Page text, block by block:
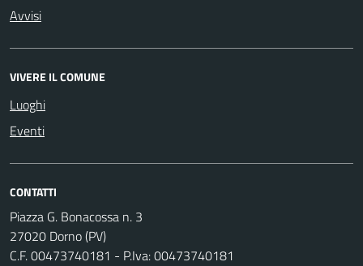
Avvisi
VIVERE IL COMUNE
Luoghi
Eventi
CONTATTI
Piazza G. Bonacossa n. 3
27020 Dorno (PV)
C.F. 00473740181 - P.Iva: 00473740181